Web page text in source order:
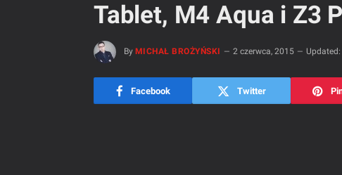
Tablet, M4 Aqua i Z3
By MICHAŁ BROŻYŃSKI 2 czerwca, 2015 Updated:
Facebook Twitter